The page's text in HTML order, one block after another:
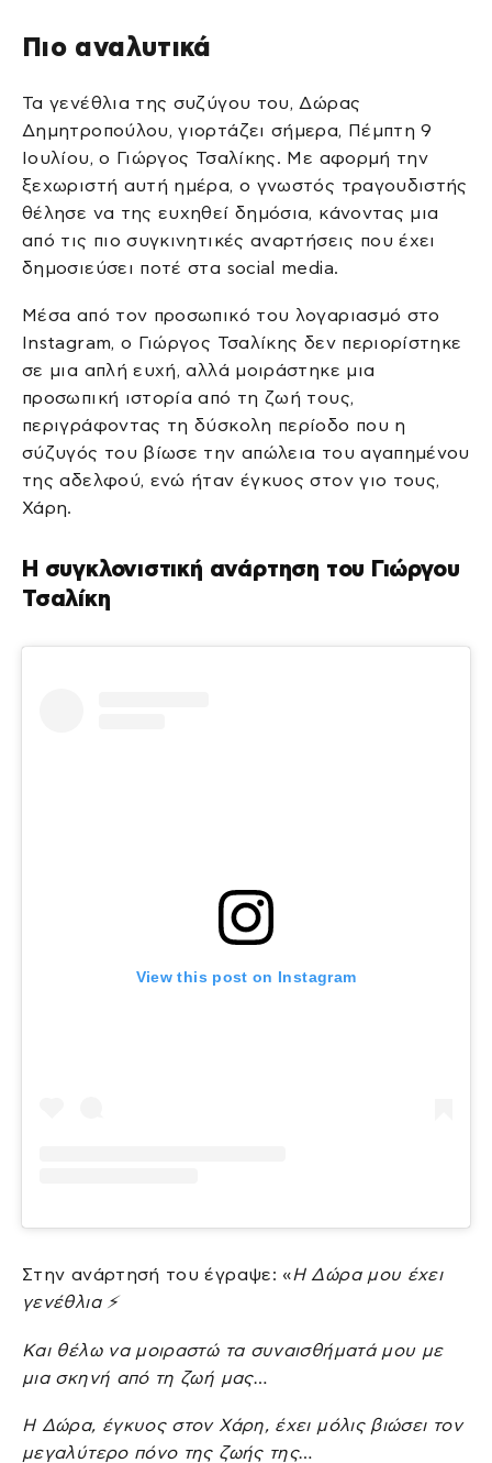
Πιο αναλυτικά
Τα γενέθλια της συζύγου του, Δώρας
Δημητροπούλου, γιορτάζει σήμερα, Πέμπτη 9
Ιουλίου, ο Γιώργος Τσαλίκης. Με αφορμή την
ξεχωριστή αυτή ημέρα, ο γνωστός τραγουδιστής
θέλησε να της ευχηθεί δημόσια, κάνοντας μια
από τις πιο συγκινητικές αναρτήσεις που έχει
δημοσιεύσει ποτέ στα social media.
Μέσα από τον προσωπικό του λογαριασμό στο
Instagram, ο Γιώργος Τσαλίκης δεν περιορίστηκε
σε μια απλή ευχή, αλλά μοιράστηκε μια
προσωπική ιστορία από τη ζωή τους,
περιγράφοντας τη δύσκολη περίοδο που η
σύζυγός του βίωσε την απώλεια του αγαπημένου
της αδελφού, ενώ ήταν έγκυος στον γιο τους,
Χάρη.
Η συγκλονιστική ανάρτηση του Γιώργου
Τσαλίκη
View this post on Instagram
Στην ανάρτησή του έγραψε: «Η Δώρα μου έχει
γενέθλια ⚡️
Και θέλω να μοιραστώ τα συναισθήματά μου με
μια σκηνή από τη ζωή μας…
Η Δώρα, έγκυος στον Χάρη, έχει μόλις βιώσει τον
μεγαλύτερο πόνο της ζωής της…